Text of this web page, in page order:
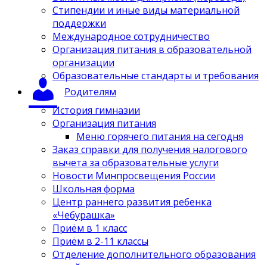
Стипендии и иные виды материальной
поддержки
Международное сотрудничество
Организация питания в образовательной
организации
Образовательные стандарты и требования
Родителям
История гимназии
Организация питания
Меню горячего питания на сегодня
Заказ справки для получения налогового
вычета за образовательные услуги
Новости Минпросвещения России
Школьная форма
Центр раннего развития ребенка
«Чебурашка»
Приём в 1 класс
Приём в 2-11 классы
Отделение дополнительного образования